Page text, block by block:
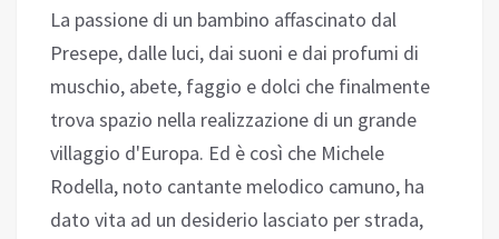
La passione di un bambino affascinato dal
Presepe, dalle luci, dai suoni e dai profumi di
muschio, abete, faggio e dolci che finalmente
trova spazio nella realizzazione di un grande
villaggio d'Europa. Ed è così che Michele
Rodella, noto cantante melodico camuno, ha
dato vita ad un desiderio lasciato per strada,